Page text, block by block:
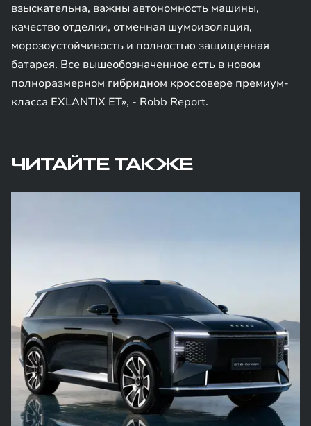
взыскательна, важны автономность машины,
качество отделки, отменная шумоизоляция,
морозоустойчивость и полностью защищенная
батарея. Все вышеобозначенное есть в новом
полноразмерном гибридном кроссовере премиум-
класса EXLANTIX ET», - Robb Report.
ЧИТАЙТЕ ТАКЖЕ